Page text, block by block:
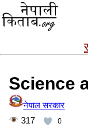
Science
नेपाल सरकार
317
0